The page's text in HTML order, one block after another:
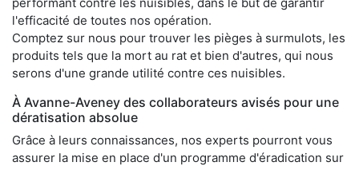
l'efficacité de toutes nos opération.
Comptez sur nous pour trouver les pièges à surmulots, les
produits tels que la mort au rat et bien d'autres, qui nous
serons d'une grande utilité contre ces nuisibles.
À Avanne-Aveney des collaborateurs avisés pour une
dératisation absolue
Grâce à leurs connaissances, nos experts pourront vous
assurer la mise en place d'un programme d'éradication sur